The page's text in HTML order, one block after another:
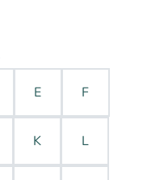
E F
K L